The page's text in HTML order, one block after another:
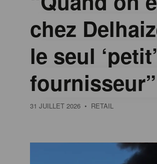
chez
le seul ‘petit’
fournisseur”
31 JUILLET 2026 • RETAIL